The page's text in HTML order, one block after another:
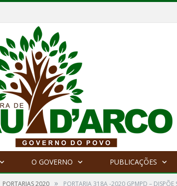
O GOVERNO PUBLICAÇÕES
PORTARIAS 2020 » PORTARIA 318A -2020 GPMPD – DISPÕE